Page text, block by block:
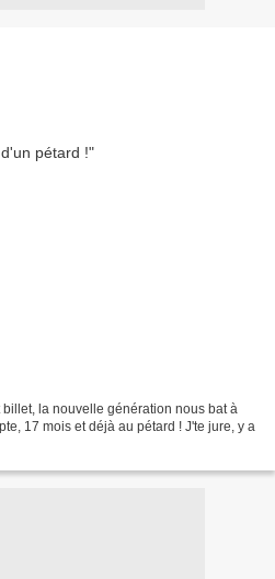
la nouvelle génération nous bat à
17 mois et déjà au pétard ! J'te jure, y a